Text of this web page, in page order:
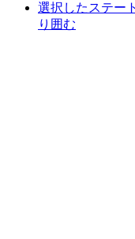
選択したステー
り囲む